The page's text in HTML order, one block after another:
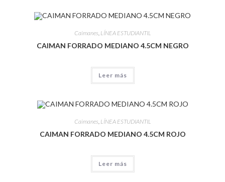
Caimanes, LÍNEA ESTUDIANTIL
CAIMAN FORRADO MEDIANO 4.5CM NEGRO
Leer más
Caimanes, LÍNEA ESTUDIANTIL
CAIMAN FORRADO MEDIANO 4.5CM ROJO
Leer más